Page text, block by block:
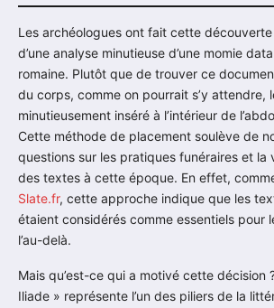
Les archéologues ont fait cette
d’une analyse minutieuse d’une momie
romaine. Plutôt que de trouver ce
du corps, comme on pourrait s’y attendre,
minutieusement inséré à l’intérieur de
Cette méthode de placement soulève de
questions sur les pratiques funéraires et la
des textes à cette époque. En effet,
Slate.fr, cette approche indique que les
étaient considérés comme essentiels pour
l’au-delà.
Mais qu’est-ce qui a motivé cette décision ?
Iliade » représente l’un des piliers de la